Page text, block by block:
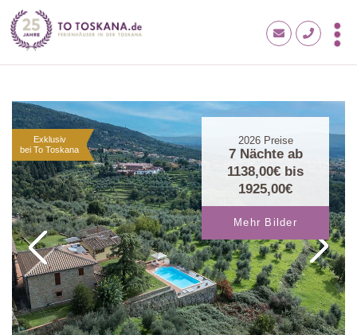
Exklusiv
bei To Toskana
2026Preise
7 Nächte ab
1138,00€ bis
1925,00€
Mehr Bilder